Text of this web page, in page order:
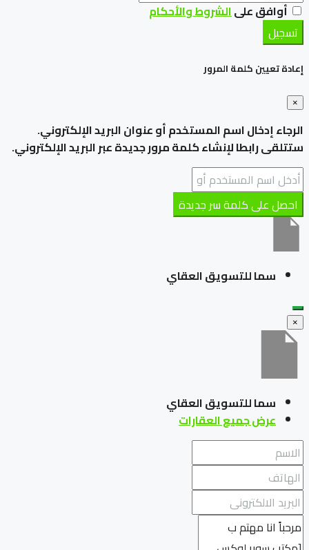
أوافق علىالشروط والأحكام
تسجيل
إعادة تعيين كلمة المرور
×
الرجاء إدخال اسم المستخدم أو عنوان البريد الإلكتروني.
ستتلقى رابطا لإنشاء كلمة مرور جديدة عبر البريد الإلكتروني.
احصل على كلمة سر جديدة
سما للتسويق العقاي
×
سما للتسويق العقاي
عرض جميع العقارات